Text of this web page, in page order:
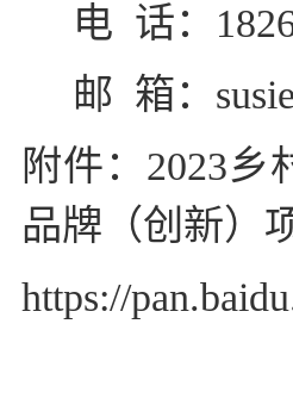
电 话：
邮 箱：
附件：2023
品牌（创新）
https://